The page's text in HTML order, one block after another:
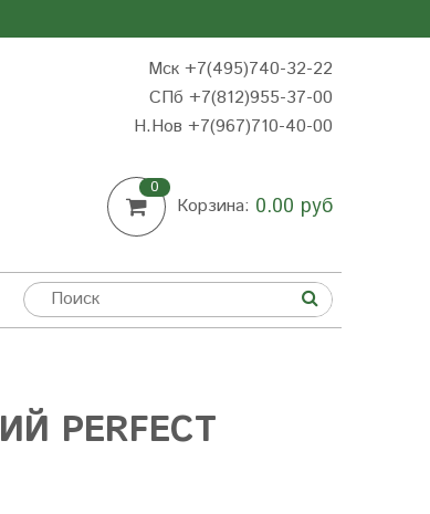
Мск +7(495)740-32-22
СПб +7(812)955-37-00
Н.Нов +7(967)710-40-00
0
Корзина: 0.00 руб
PERFECT